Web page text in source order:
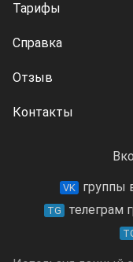
Тарифы
Справка
Отзыв
Контакты
VK группы
TG телеграм